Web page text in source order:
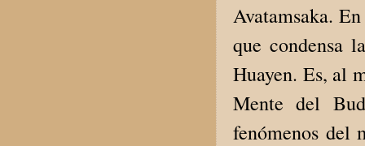
Avatamsaka.
que condensa
Huayen. Es, al
Mente del
fenómenos del